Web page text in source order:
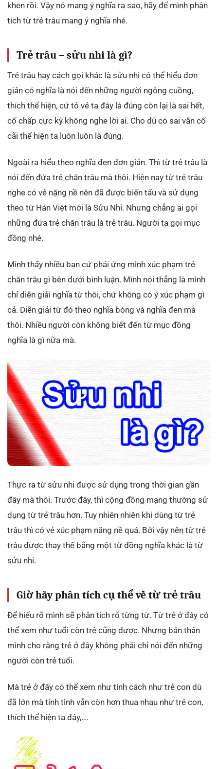
khen rồi. Vậy nó mang ý nghĩa ra sao, hãy để mình phân
tích từ trẻ trâu mang ý nghĩa nhé.
Trẻ trâu – sửu nhi là gì?
Trẻ trâu hay cách gọi khác là sửu nhi có thể hiểu đơn
giản có nghĩa là nói đến những người ngông cuồng,
thích thể hiện, cứ tỏ vẻ ta đây là đúng còn lại là sai hết,
cố chấp cực kỳ không nghe lời ai. Cho dù có sai vẫn cố
cãi thể hiện ta luôn luôn là đúng.
Ngoài ra hiểu theo nghĩa đen đơn giản. Thì từ trẻ trâu là
nói đến đứa trẻ chăn trâu mà thôi. Hiện nay từ trẻ trâu
nghe có vẻ nặng nề nên đã được biến tấu và sử dụng
theo từ Hán Việt mới là Sửu Nhi. Nhưng chẳng ai gọi
những đứa trẻ chăn trâu là trẻ trâu. Người ta gọi mục
đồng nhé.
Mình thấy nhiều bạn cứ phải ứng mình xúc phạm trẻ
chăn trâu gì bên dưới bình luận. Mình nói thẳng là mình
chỉ diễn giải nghĩa từ thôi, chứ không có ý xúc phạm gì
cả. Diễn giải từ đó theo nghĩa bóng và nghĩa đen mà
thôi. Nhiều người còn không biết đến từ mục đồng
nghĩa là gì nữa mà.
Thực ra từ sửu nhi được sử dụng trong thời gian gần
đây mà thôi. Trước đây, thì cộng đồng mạng thường sử
dụng từ trẻ trâu hơn. Tuy nhiên nhiên khi dùng từ trẻ
trâu thì có vẻ xúc phạm năng nề quá. Bởi vậy nên từ trẻ
trâu được thay thế bằng một từ đồng nghĩa khác là từ
sửu nhi.
Giờ hãy phân tích cụ thể về từ trẻ trâu
Để hiểu rõ mình sẽ phân tích rõ từng từ. Từ trẻ ở đây có
thể xem như tuổi còn trẻ cũng được. Nhưng bản thân
mình cho rằng trẻ ở đây không phải chỉ nói đến những
người còn trẻ tuổi.
Mà trẻ ở đấy có thể xem như tính cách như trẻ con dù
đã lớn mà tính tình vẫn còn hơn thua nhau như trẻ con,
thích thể hiện ta đây,….